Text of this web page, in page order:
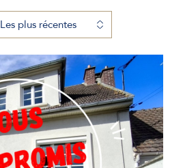
Les plus récentes